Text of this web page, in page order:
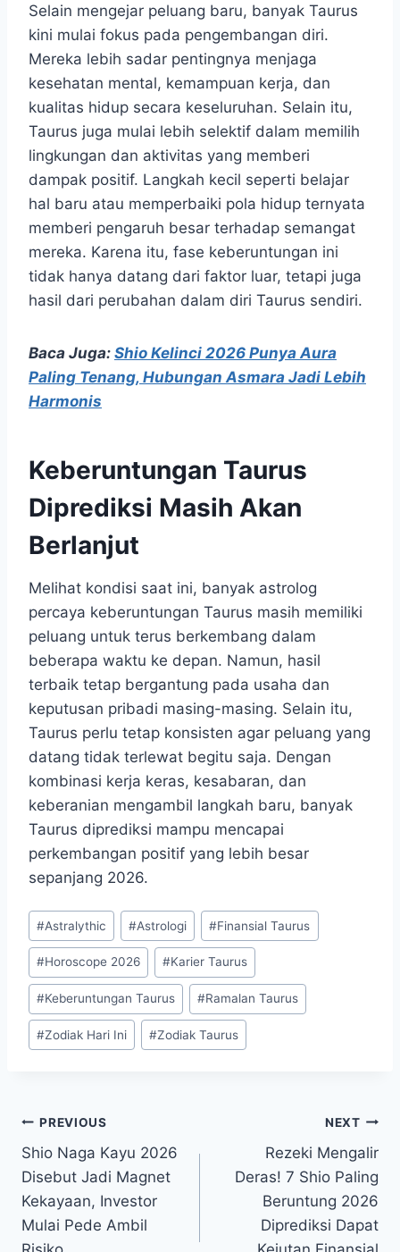
Selain mengejar peluang baru, banyak Taurus
kini mulai fokus pada pengembangan diri.
Mereka lebih sadar pentingnya menjaga
kesehatan mental, kemampuan kerja, dan
kualitas hidup secara keseluruhan. Selain itu,
Taurus juga mulai lebih selektif dalam memilih
lingkungan dan aktivitas yang memberi
dampak positif. Langkah kecil seperti belajar
hal baru atau memperbaiki pola hidup ternyata
memberi pengaruh besar terhadap semangat
mereka. Karena itu, fase keberuntungan ini
tidak hanya datang dari faktor luar, tetapi juga
hasil dari perubahan dalam diri Taurus sendiri.
Baca Juga: Shio Kelinci 2026 Punya Aura
Paling Tenang, Hubungan Asmara Jadi Lebih
Harmonis
Keberuntungan Taurus
Diprediksi Masih Akan
Berlanjut
Melihat kondisi saat ini, banyak astrolog
percaya keberuntungan Taurus masih memiliki
peluang untuk terus berkembang dalam
beberapa waktu ke depan. Namun, hasil
terbaik tetap bergantung pada usaha dan
keputusan pribadi masing-masing. Selain itu,
Taurus perlu tetap konsisten agar peluang yang
datang tidak terlewat begitu saja. Dengan
kombinasi kerja keras, kesabaran, dan
keberanian mengambil langkah baru, banyak
Taurus diprediksi mampu mencapai
perkembangan positif yang lebih besar
sepanjang 2026.
Post
Tags:
#Astralythic #Astrologi #Finansial Taurus
#Horoscope 2026 #Karier Taurus
#Keberuntungan Taurus #Ramalan Taurus
#Zodiak Hari Ini #Zodiak Taurus
Post
navigation
PREVIOUS
Shio Naga Kayu 2026
Disebut Jadi Magnet
Kekayaan, Investor
Mulai Pede Ambil
NEXT
Rezeki Mengalir
Deras! 7 Shio Paling
Beruntung 2026
Diprediksi Dapat